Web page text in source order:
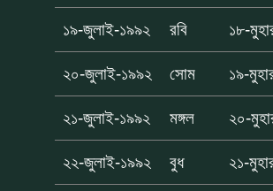
১৯-জুলাই-১৯৯২ রবি ১৮-
২০-জুলাই-১৯৯২ সোম ১৯-
২১-জুলাই-১৯৯২ মঙ্গল ২০-
২২-জুলাই-১৯৯২ বুধ ২১-